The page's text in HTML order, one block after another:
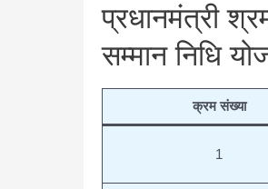
प्रधानमंत्री
सम्मान निधि
क्रम संख्या
1